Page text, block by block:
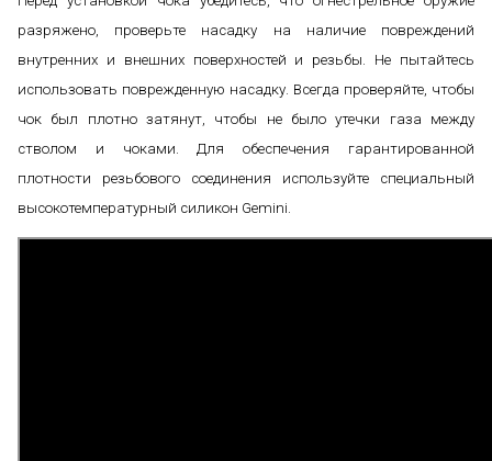
разряжено, проверьте насадку на наличие повреждений
внутренних и внешних поверхностей и резьбы. Не пытайтесь
использовать поврежденную насадку. Всегда проверяйте, чтобы
чок был плотно затянут, чтобы не было утечки газа между
стволом и чоками. Для обеспечения гарантированной
плотности резьбового соединения используйте специальный
высокотемпературный силикон Gemini.